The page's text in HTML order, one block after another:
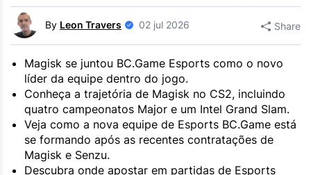
By Leon Travers 02 jul 2026 Share
Magisk se juntou BC.Game Esports como o novo
líder da equipe dentro do jogo.
Conheça a trajetória de Magisk no CS2, incluindo
quatro campeonatos Major e um Intel Grand Slam.
Veja como a nova equipe de Esports BC.Game está
se formando após as recentes contratações de
Magisk e Senzu.
Descubra onde apostar em partidas de Esports